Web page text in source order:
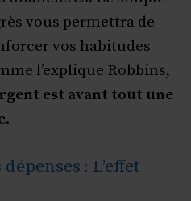
vous permettra de
vos habitudes
l’explique Robbins,
est avant tout une
.
: L’effet